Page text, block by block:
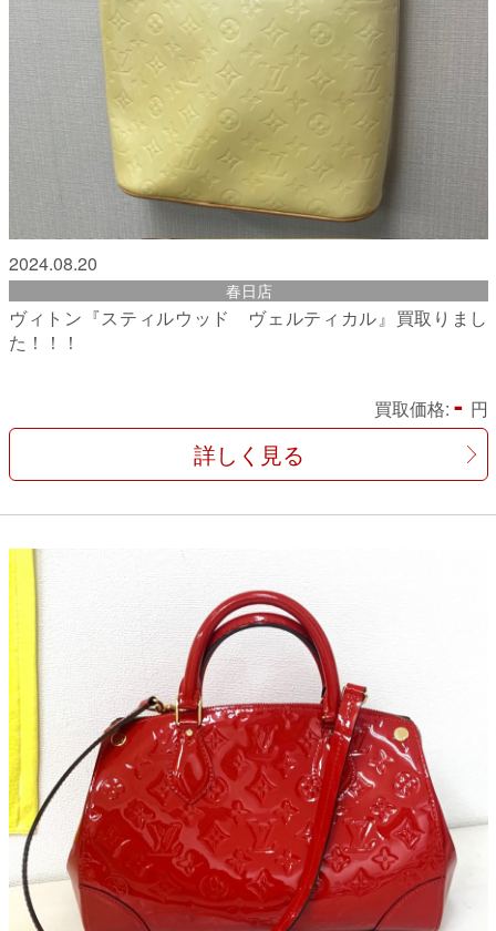
2024.08.20
春日店
ヴィトン『スティルウッド ヴェルティカル』買取りまし
た！！！
買取価格: - 円
詳しく見る